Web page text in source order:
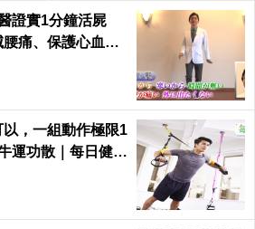
證實1分鐘活屍
痛、保護心血管
，一組動作極限1
運功散｜每日健康